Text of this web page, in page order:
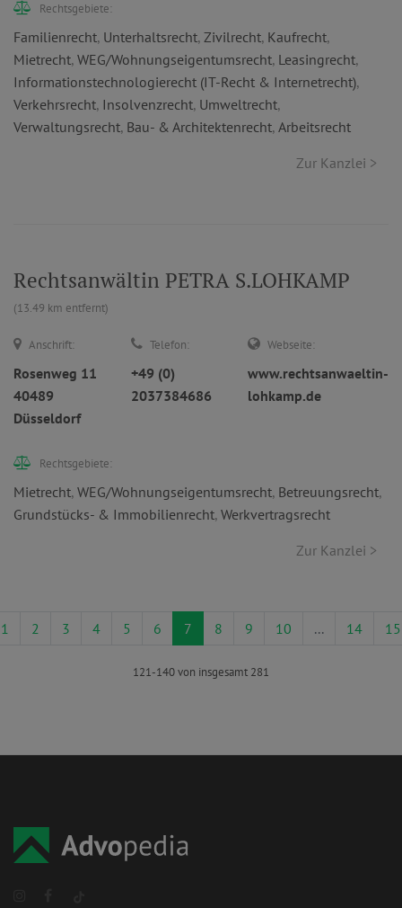
Rechtsgebiete:
Familienrecht, Unterhaltsrecht, Zivilrecht, Kaufrecht,
Mietrecht, WEG/Wohnungseigentumsrecht, Leasingrecht,
Informationstechnologierecht (IT-Recht & Internetrecht),
Verkehrsrecht, Insolvenzrecht, Umweltrecht,
Verwaltungsrecht, Bau- & Architektenrecht, Arbeitsrecht
Zur Kanzlei >
Rechtsanwältin PETRA S.LOHKAMP
(13.49 km entfernt)
Anschrift:
Rosenweg 11
40489
Düsseldorf
Telefon:
+49 (0)
2037384686
Webseite:
www.rechtsanwaeltin-
lohkamp.de
Rechtsgebiete:
Mietrecht, WEG/Wohnungseigentumsrecht, Betreuungsrecht,
Grundstücks- & Immobilienrecht, Werkvertragsrecht
Zur Kanzlei >
1 2 3 4 5 6 7 8 9 10 ... 14 15
121-140 von insgesamt 281